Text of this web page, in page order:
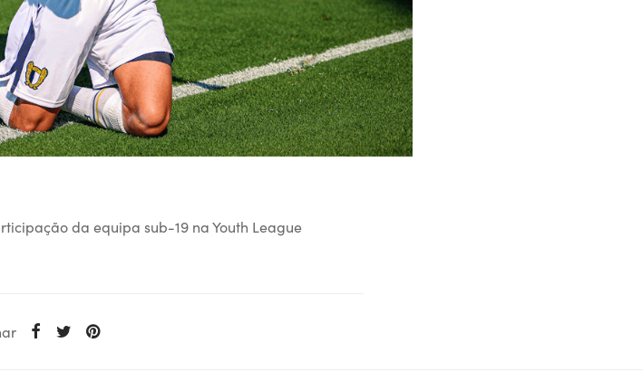
da equipa sub-19 na Youth League